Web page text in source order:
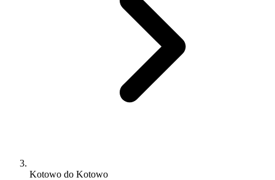
Kotowo do Kotowo